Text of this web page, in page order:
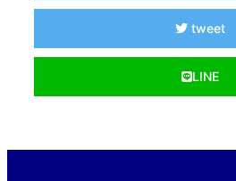
tweet
LINE